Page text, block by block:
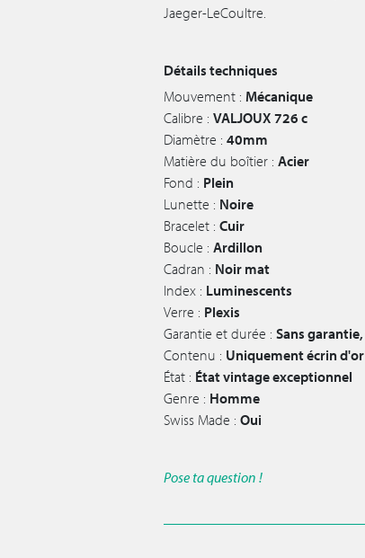
Jaeger-LeCoultre.
Détails techniques
Mouvement : Mécanique
Calibre : VALJOUX 726 c
Diamètre : 40mm
Matière du boîtier : Acier
Fond : Plein
Lunette : Noire
Bracelet : Cuir
Boucle : Ardillon
Cadran : Noir mat
Index : Luminescents
Verre : Plexis
Garantie et durée : Sans
Contenu : Uniquement écrin
État : État vintage exceptionnel
Genre : Homme
Swiss Made : Oui
Pose ta question !